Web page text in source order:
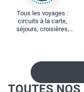
Tous les voyages :
circuits à la carte,
séjours, croisières,
TOUTES NOS